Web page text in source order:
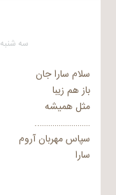
سه شنبه ۱۱ بهمن ۱۳۹۰ در ۱۱:۴۵ بعد از ظهر
سلام سارا جان
باز هم زیبا
مثل همیشه
……………………..
سپاس مهربان آروم
سارا